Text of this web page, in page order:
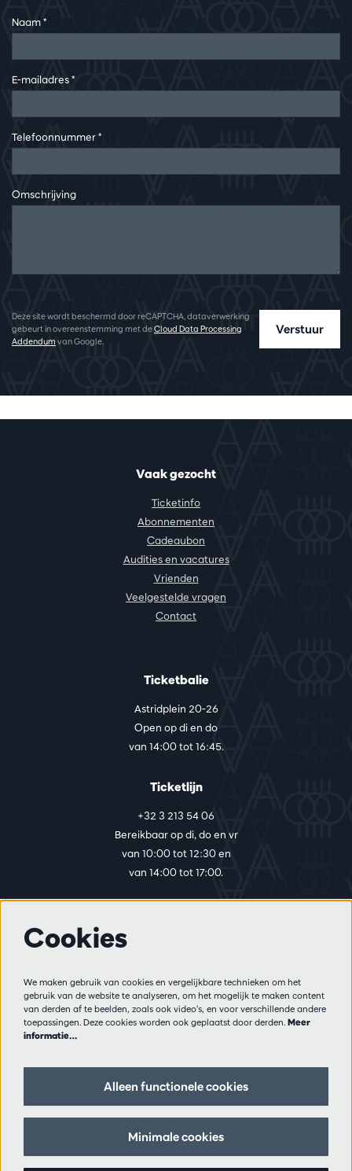
Naam*
E-mailadres*
Telefoonnummer*
Omschrijving
Verstuur
Deze site wordt beschermd door reCAPTCHA, dataverwerking
gebeurt in overeenstemming met deCloud Data Processing
Addendum van Google.
Vaak gezocht
Ticketinfo
Abonnementen
Cadeaubon
Audities en vacatures
Vrienden
Veelgestelde vragen
Contact
Ticketbalie
Astridplein 20-26
Open op di en do
van 14:00 tot 16:45.
Ticketlijn
+32 3 213 54 06
Bereikbaar op di, do en vr
van 10:00 tot 12:30 en
van 14:00 tot 17:00.
Privacy
Verkoopsvoorwaarden
Pers
Volg ons
Cookies
We maken gebruik van cookies en vergelijkbare technieken om het
gebruik van de website te analyseren, om het mogelijk te maken content
van derden af te beelden, zoals ook video’s, en voor verschillende andere
toepassingen. Deze cookies worden ook geplaatst door derden. Meer
informatie…
Alleen functionele cookies
Minimale cookies